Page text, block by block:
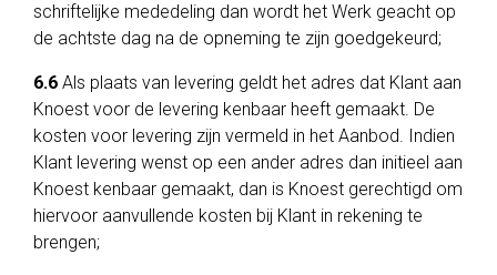
schriftelijke mededeling dan wordt het Werk geacht op
de achtste dag na de opneming te zijn goedgekeurd;
6.6 Als plaats van levering geldt het adres dat Klant aan
Knoest voor de levering kenbaar heeft gemaakt. De
kosten voor levering zijn vermeld in het Aanbod. Indien
Klant levering wenst op een ander adres dan initieel aan
Knoest kenbaar gemaakt, dan is Knoest gerechtigd om
hiervoor aanvullende kosten bij Klant in rekening te
brengen;